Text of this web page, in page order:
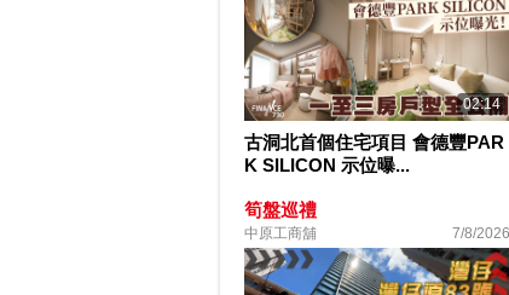
02:14
古洞北首個住宅項目 會德豐PAR
K SILICON 示位曝...
筍盤巡禮
中原工商舖 7/8/2026